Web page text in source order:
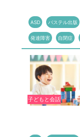
ASD パステル出版
発達障害 自閉症
子どもと会話